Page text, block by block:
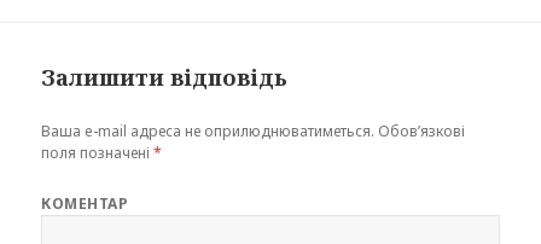
Залишити відповідь
Ваша e-mail адреса не оприлюднюватиметься. Обов’язкові
поля позначені*
КОМЕНТАР